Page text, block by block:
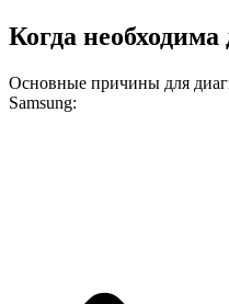
Когда необходима
Основные причины для
Samsung: